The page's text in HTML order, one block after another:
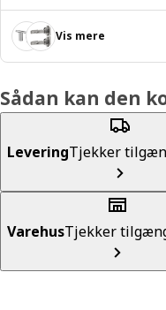
Vis mere
Sådan kan den
LeveringTjekker
VarehusTjekker